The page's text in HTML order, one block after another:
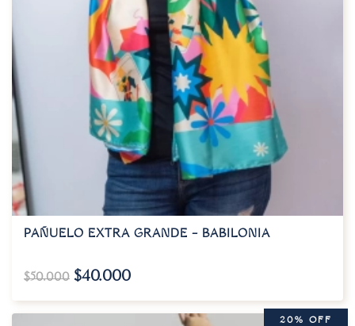
PAÑUELO EXTRA GRANDE – BABILONIA
$50.000 $40.000
20% OFF